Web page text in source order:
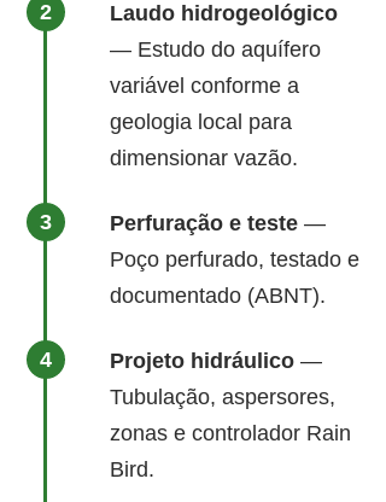
Laudo hidrogeológico
— Estudo do aquífero
variável conforme a
geologia local para
dimensionar vazão.
Perfuração e teste —
Poço perfurado, testado e
documentado (ABNT).
Projeto hidráulico —
Tubulação, aspersores,
zonas e controlador Rain
Bird.